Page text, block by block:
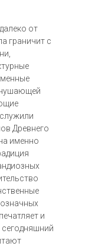
от
граничит с
Древнего
именно
и